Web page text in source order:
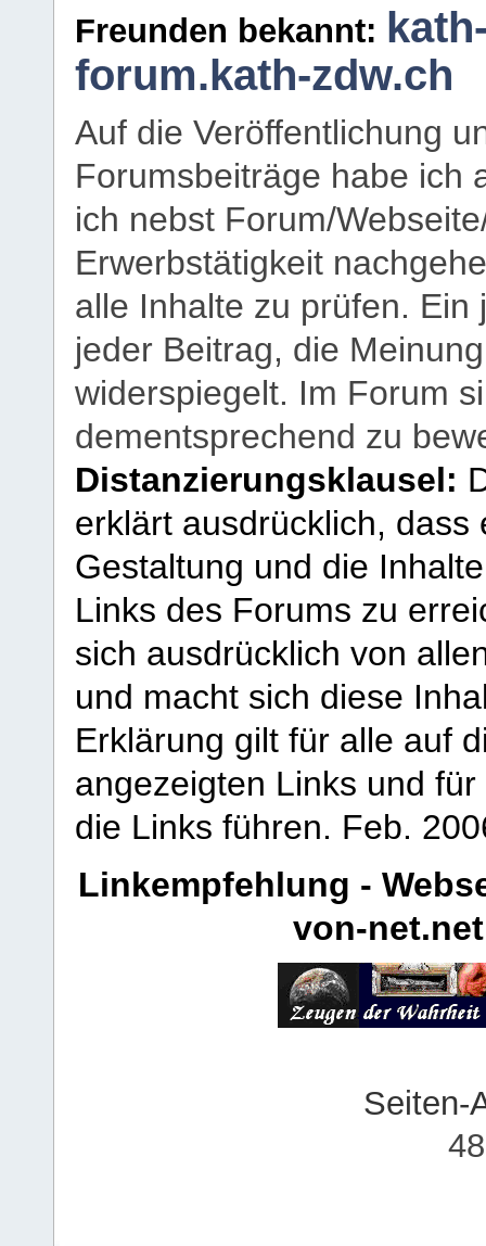
Freunden bekannt:
forum.kath-zdw.ch
Auf die Veröffentlichung
Forumsbeiträge habe ich
ich nebst Forum/
Erwerbstätigkeit
alle Inhalte zu prüfen.
jeder Beitrag, die
widerspiegelt. Im Forum
dementsprechend zu
Distanzierungsklausel:
erklärt ausdrücklich,
Gestaltung und die
Links des Forums zu
sich ausdrücklich von
und macht sich diese
Erklärung gilt für alle auf
angezeigten Links und
die Links führen. Feb.
Linkempfehlung -
von-net.net
Seiten-